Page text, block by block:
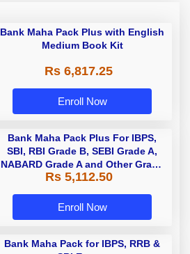
Bank Maha Pack Plus with English
Medium Book Kit
Rs 6,817.25
Enroll Now
Bank Maha Pack Plus For IBPS,
SBI, RBI Grade B, SEBI Grade A,
NABARD Grade A and Other Grade
A & Grade B Bank Exams
Rs 5,112.50
Enroll Now
Bank Maha Pack for IBPS, RRB &